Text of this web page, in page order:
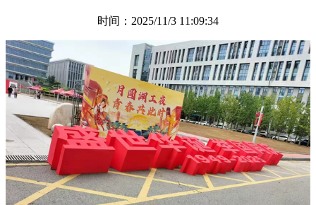
时间：2025/11/3 11:09:34